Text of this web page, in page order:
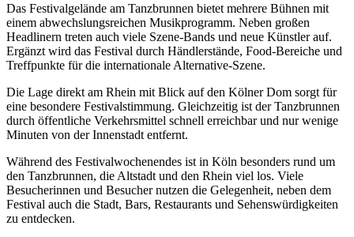
Das Festivalgelände am Tanzbrunnen bietet mehrere Bühnen mit
einem abwechslungsreichen Musikprogramm. Neben großen
Headlinern treten auch viele Szene-Bands und neue Künstler auf.
Ergänzt wird das Festival durch Händlerstände, Food-Bereiche und
Treffpunkte für die internationale Alternative-Szene.
Die Lage direkt am Rhein mit Blick auf den Kölner Dom sorgt für
eine besondere Festivalstimmung. Gleichzeitig ist der Tanzbrunnen
durch öffentliche Verkehrsmittel schnell erreichbar und nur wenige
Minuten von der Innenstadt entfernt.
Während des Festivalwochenendes ist in Köln besonders rund um
den Tanzbrunnen, die Altstadt und den Rhein viel los. Viele
Besucherinnen und Besucher nutzen die Gelegenheit, neben dem
Festival auch die Stadt, Bars, Restaurants und Sehenswürdigkeiten
zu entdecken.